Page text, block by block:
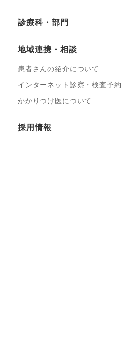
診療科・部門
地域連携・相談
患者さんの紹介について
インターネット診察・検査予約
かかりつけ医について
採用情報